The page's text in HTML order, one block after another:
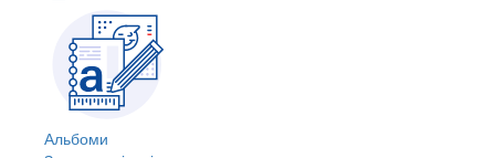
Альбоми